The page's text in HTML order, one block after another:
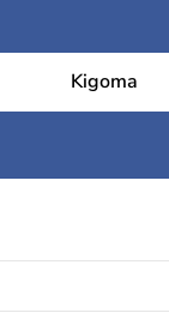
Kigoma